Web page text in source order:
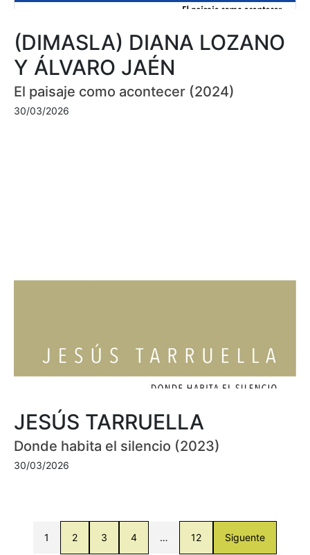
(DIMASLA) DIANA LOZANO
Y ÁLVARO JAÉN
El paisaje como acontecer (2024)
30/03/2026
JESÚS TARRUELLA
Donde habita el silencio (2023)
30/03/2026
1 2 3 4 … 12 Siguente